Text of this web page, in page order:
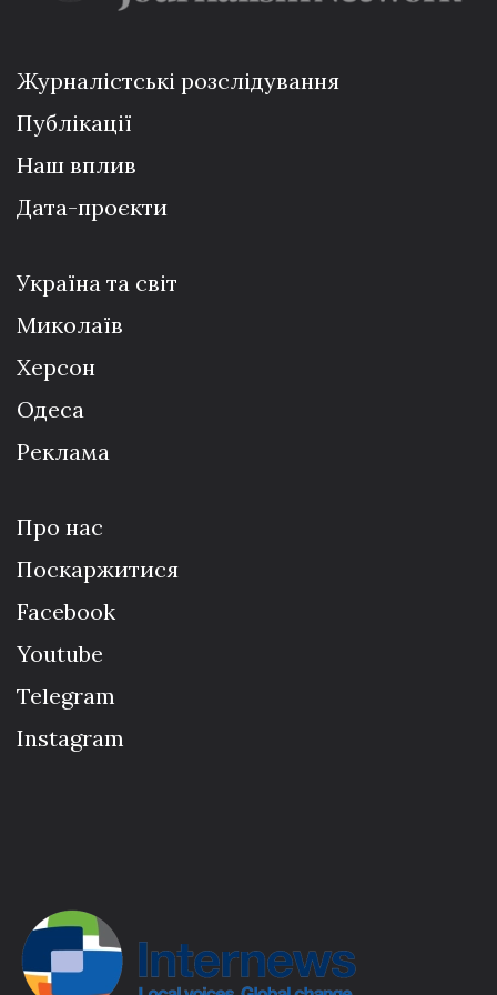
Журналістські розслідування
Публікації
Наш вплив
Дата-проєкти
Україна та світ
Миколаїв
Херсон
Одеса
Реклама
Про нас
Поскаржитися
Facebook
Youtube
Telegram
Instagram